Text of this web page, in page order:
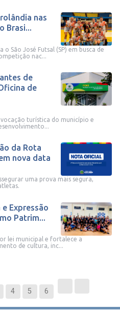
nas
Brasi...
São José Futsal (SP) em busca de
nac...
de
de
turística do município e
da Rota
nova data
uma prova mais segura,
Expressão
Patrim...
lei municipal e fortalece a
de cultura, inc...
4 5 6